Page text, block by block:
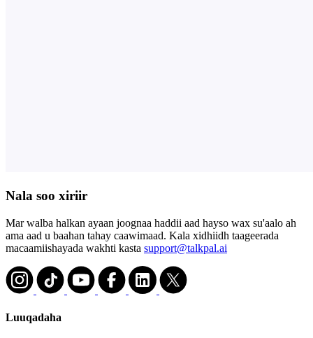
Nala soo xiriir
Mar walba halkan ayaan joognaa haddii aad hayso wax su'aalo ah
ama aad u baahan tahay caawimaad. Kala xidhiidh taageerada
macaamiishayada wakhti kasta support@talkpal.ai
Luuqadaha